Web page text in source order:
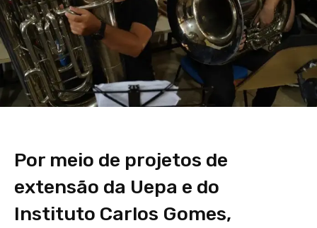
Por meio de projetos de
extensão da Uepa e do
Instituto Carlos Gomes,